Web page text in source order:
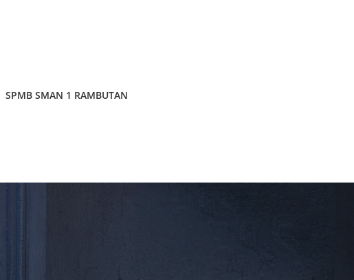
SPMB SMAN 1 RAMBUTAN